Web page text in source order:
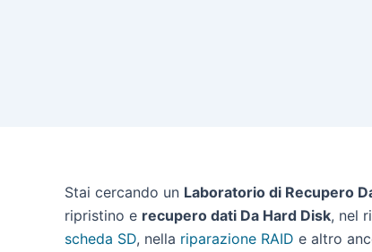
Stai cercando un Laboratorio di Recupero
ripristino e recupero dati Da Hard Disk, nel
scheda SD, nella riparazione RAID e altro